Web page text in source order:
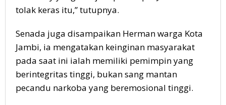
tolak keras itu,” tutupnya.
Senada juga disampaikan Herman warga Kota
Jambi, ia mengatakan keinginan masyarakat
pada saat ini ialah memiliki pemimpin yang
berintegritas tinggi, bukan sang mantan
pecandu narkoba yang beremosional tinggi.